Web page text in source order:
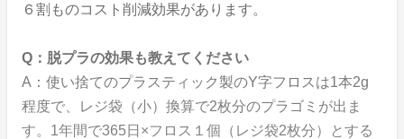
６割ものコスト削減効果があります。
Q：脱プラの効果も教えてください
A：使い捨てのプラスティック製のY字フロスは1本2g
程度で、レジ袋（小）換算で2枚分のプラゴミが出ま
す。1年間で365日×フロス１個（レジ袋2枚分）とする